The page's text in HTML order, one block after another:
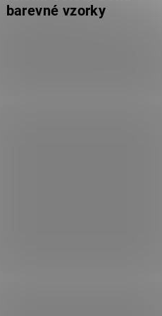
barevné vzorky